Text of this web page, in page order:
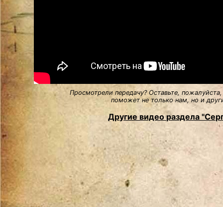
Просмотрели передачу? Оставьте,
поможет не только нам, но и
Другие видео раздела